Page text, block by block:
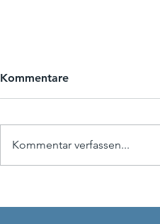
Kommentare
Kommentar verfassen...